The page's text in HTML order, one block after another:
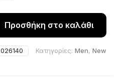
Προσθήκη στο καλάθι
026140 Κατηγορίες: Men, New